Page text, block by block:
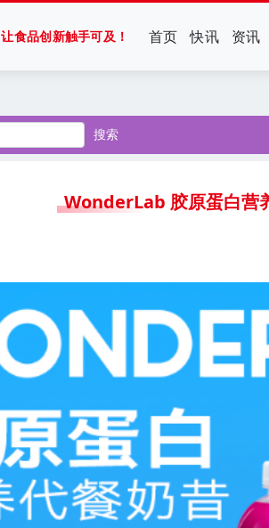
让食品创新触手可及！ 首页 快讯 资讯
搜索
WonderLab 胶原蛋白营